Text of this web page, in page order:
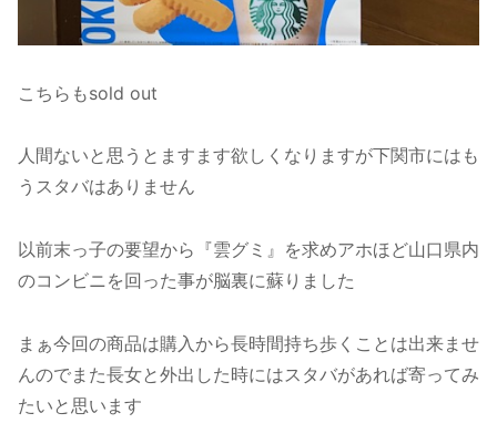
こちらもsold out
人間ないと思うとますます欲しくなりますが下関市にはも
うスタバはありません
以前末っ子の要望から『雲グミ』を求めアホほど山口県内
のコンビニを回った事が脳裏に蘇りました
まぁ今回の商品は購入から長時間持ち歩くことは出来ませ
んのでまた長女と外出した時にはスタバがあれば寄ってみ
たいと思います